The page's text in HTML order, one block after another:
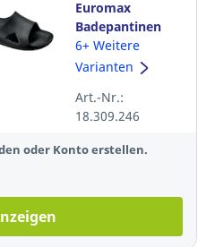
Euromax
Badepantinen
35006 Kemi, PVC,
Größe 44/45,
6+ Weitere
Varianten
Art.-Nr.:
18.309.246
oder Konto erstellen.